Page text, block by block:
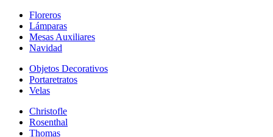
Floreros
Lámparas
Mesas Auxiliares
Navidad
Objetos Decorativos
Portaretratos
Velas
Christofle
Rosenthal
Thomas